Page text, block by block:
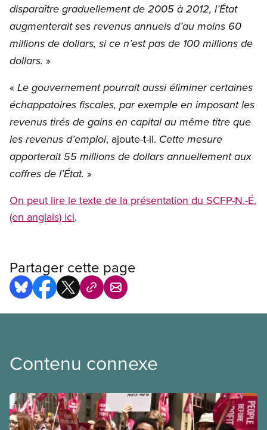
disparaître graduellement de 2005 à 2012, l’État
augmenterait ses revenus annuels d’au moins 60
millions de dollars, si ce n’est pas de 100 millions de
dollars. »
« Le gouvernement pourrait aussi éliminer certaines
échappatoires fiscales, par exemple en imposant les
revenus tirés de gains en capital au même titre que
les revenus d’emploi, ajoute-t-il. Cette mesure
apporterait 55 millions de dollars annuellement aux
coffres de l’État. »
On peut lire le texte de la présentation du SCFP-N.-É.
(en anglais) ici.
Partager cette page
Contenu connexe